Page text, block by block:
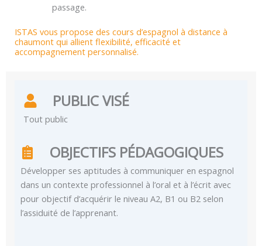
passage.
ISTAS vous propose des cours d’espagnol à distance à
chaumont qui allient flexibilité, efficacité et
accompagnement personnalisé.
PUBLIC VISÉ
Tout public
OBJECTIFS PÉDAGOGIQUES
Développer ses aptitudes à communiquer en espagnol
dans un contexte professionnel à l’oral et à l’écrit avec
pour objectif d’acquérir le niveau A2, B1 ou B2 selon
l’assiduité de l’apprenant.